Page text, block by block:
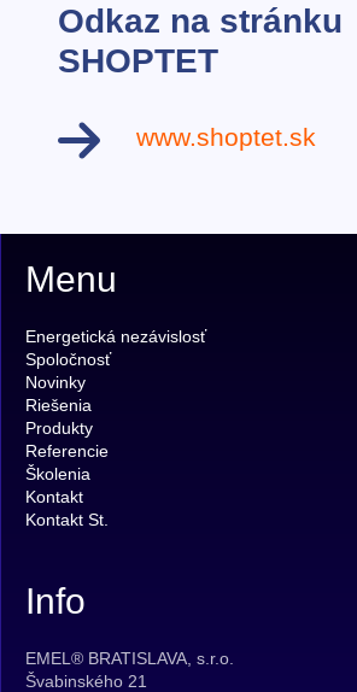
Odkaz na stránku
SHOPTET
www.shoptet.sk
Menu
Energetická nezávislosť
Spoločnosť
Novinky
Riešenia
Produkty
Referencie
Školenia
Kontakt
Kontakt St.
Info
EMEL® BRATISLAVA, s.r.o.
Švabinského 21